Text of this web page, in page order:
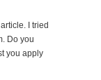
I tried
Do you
you apply